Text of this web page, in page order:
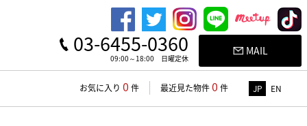
03-6455-0360
09:00～18:00 日曜定休
MAIL
お気に入り 0 件 最近見た物件0 件 JP EN